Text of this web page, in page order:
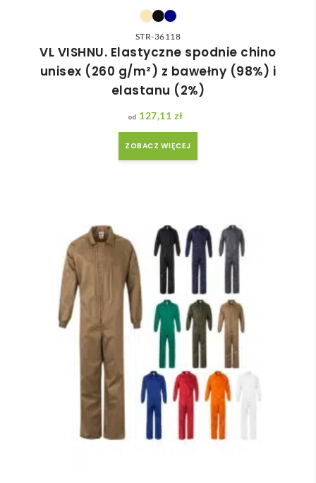
STR-36118
VL VISHNU. Elastyczne spodnie chino
unisex (260 g/m²) z bawełny (98%) i
elastanu (2%)
127,11 zł
ZOBACZ WIĘCEJ